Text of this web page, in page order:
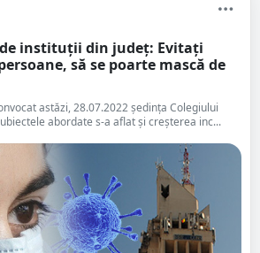
de instituții din județ: Evitați
să se poarte mască de
astăzi, 28.07.2022 ședința Colegiului
abordate s-a aflat și creșterea inc...